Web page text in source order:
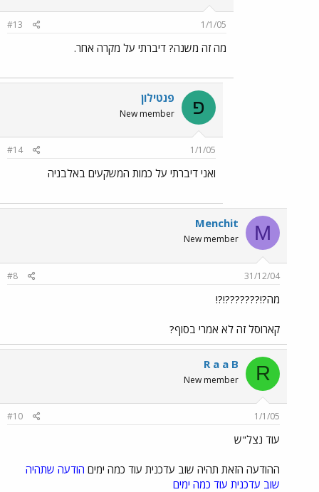
1/1/05
#13
מה זה משנה? דיברתי על מקרה אחר.
פ פנטילון
New member
1/1/05
#14
ואני דיברתי על כמות המשקעים באלבניה
M
Menchit
New member
31/12/04
#8
מה?!???????!?!
קארוסל זה לא אמרי בסוף?
R
R a a B
New member
1/1/05
#10
עוד נצל"ש
ההודעה הזאת תהיה שוב עדכנית עוד כמה ימים הודעה שתהיה
שוב עדכנית עוד כמה ימים